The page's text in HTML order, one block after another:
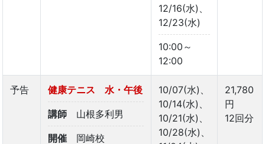
12/16(水)、
12/23(水)
10:00～
12:00
予告 健康テニス 水・午後
講師 山根多利男
開催 岡崎校
10/07(水)、
10/14(水)、
10/21(水)、
10/28(水)、
21,780
円
12回分